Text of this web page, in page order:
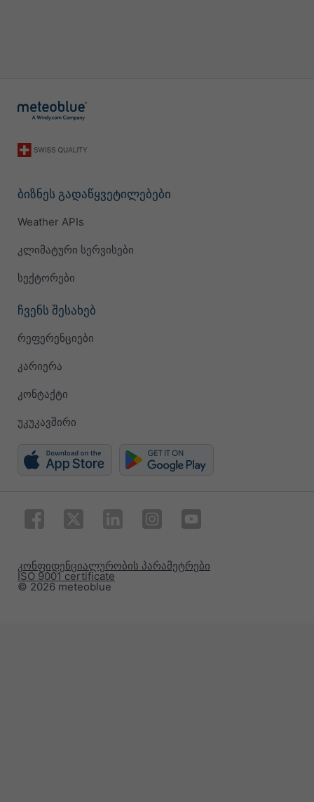
ბიზნეს გადაწყვეტილებები
Weather APIs
კლიმატური სერვისები
სექტორები
ჩვენს შესახებ
რეფერენციები
კარიერა
კონტაქტი
უკუკავშირი
© 2026 meteoblue
ISO 9001 certificate
კონფიდენციალურობის პარამეტრები